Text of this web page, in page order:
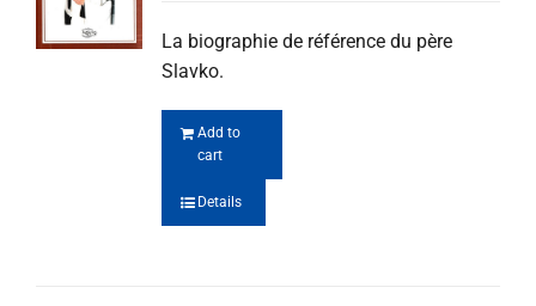
La biographie de référence du père
Slavko.
Add to
cart
Details